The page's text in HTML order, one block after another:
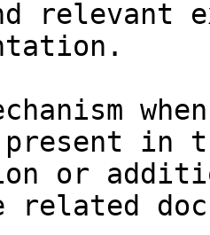
relevant
in
or